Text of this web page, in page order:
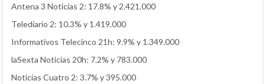
Antena 3 Noticias 2: 17.8% y 2.421.000
Telediario 2: 10.3% y 1.419.000
Informativos Telecinco 21h: 9.9% y 1.349.000
laSexta Noticias 20h: 7.2% y 783.000
Noticias Cuatro 2: 3.7% y 395.000